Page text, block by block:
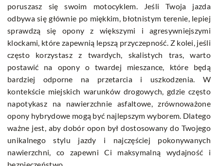
poruszasz się swoim motocyklem. Jeśli Twoja jazda
odbywa się głównie po miękkim, błotnistym terenie, lepiej
sprawdzą się opony z większymi i agresywniejszymi
klockami, które zapewnią lepszą przyczepność. Z kolei, jeśli
często korzystasz z twardych, skalistych tras, warto
postawić na opony o twardej mieszance, które będą
bardziej odporne na przetarcia i uszkodzenia. W
kontekście miejskich warunków drogowych, gdzie często
napotykasz na nawierzchnie asfaltowe, zrównoważone
opony hybrydowe mogą być najlepszym wyborem. Dlatego
ważne jest, aby dobór opon był dostosowany do Twojego
unikalnego stylu jazdy i najczęściej pokonywanych
nawierzchni, co zapewni Ci maksymalną wydajność i